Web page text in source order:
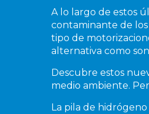
A lo largo de estos
contaminante de
tipo de
alternativa como
Descubre estos
medio ambiente.
La pila de